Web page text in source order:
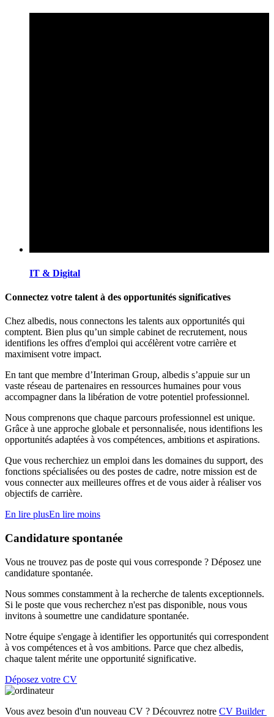
IT & Digital
Connectez votre talent à des opportunités significatives
Chez albedis, nous connectons les talents aux opportunités qui
comptent. Bien plus qu’un simple cabinet de recrutement, nous
identifions les offres d'emploi qui accélèrent votre carrière et
maximisent votre impact.
En tant que membre d’Interiman Group, albedis s’appuie sur un
vaste réseau de partenaires en ressources humaines pour vous
accompagner dans la libération de votre potentiel professionnel.
Nous comprenons que chaque parcours professionnel est unique.
Grâce à une approche globale et personnalisée, nous identifions les
opportunités adaptées à vos compétences, ambitions et aspirations.
Que vous recherchiez un emploi dans les domaines du support, des
fonctions spécialisées ou des postes de cadre, notre mission est de
vous connecter aux meilleures offres et de vous aider à réaliser vos
objectifs de carrière.
En lire plusEn lire moins
Candidature spontanée
Vous ne trouvez pas de poste qui vous corresponde ? Déposez une
candidature spontanée.
Nous sommes constamment à la recherche de talents exceptionnels.
Si le poste que vous recherchez n'est pas disponible, nous vous
invitons à soumettre une candidature spontanée.
Notre équipe s'engage à identifier les opportunités qui correspondent
à vos compétences et à vos ambitions. Parce que chez albedis,
chaque talent mérite une opportunité significative.
Déposez votre CV
Vous avez besoin d'un nouveau CV ? Découvrez notre CV Builder